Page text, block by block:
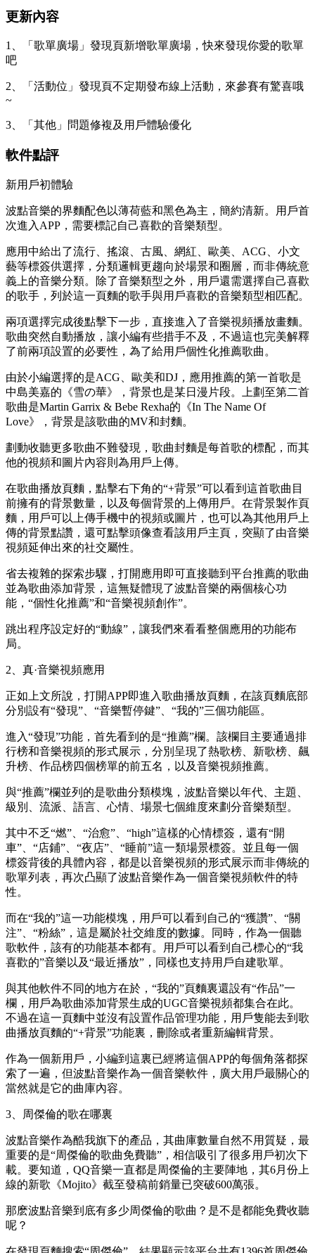
更新內容
1、「歌單廣場」發現頁新增歌單廣場，快來發現你愛的歌單
吧
2、「活動位」發現頁不定期發布線上活動，來參賽有驚喜哦
~
3、「其他」問題修複及用戶體驗優化
軟件點評
新用戶初體驗
波點音樂的界麵配色以薄荷藍和黑色為主，簡約清新。用戶首
次進入APP，需要標記自己喜歡的音樂類型。
應用中給出了流行、搖滾、古風、網紅、歐美、ACG、小文
藝等標簽供選擇，分類邏輯更趨向於場景和圈層，而非傳統意
義上的音樂分類。除了音樂類型之外，用戶還需選擇自己喜歡
的歌手，列於這一頁麵的歌手與用戶喜歡的音樂類型相匹配。
兩項選擇完成後點擊下一步，直接進入了音樂視頻播放畫麵。
歌曲突然自動播放，讓小編有些措手不及，不過這也完美解釋
了前兩項設置的必要性，為了給用戶個性化推薦歌曲。
由於小編選擇的是ACG、歐美和DJ，應用推薦的第一首歌是
中島美嘉的《雪の華》，背景也是某日漫片段。上劃至第二首
歌曲是Martin Garrix & Bebe Rexha的《In The Name Of
Love》，背景是該歌曲的MV和封麵。
劃動收聽更多歌曲不難發現，歌曲封麵是每首歌的標配，而其
他的視頻和圖片內容則為用戶上傳。
在歌曲播放頁麵，點擊右下角的“+背景”可以看到這首歌曲目
前擁有的背景數量，以及每個背景的上傳用戶。在背景製作頁
麵，用戶可以上傳手機中的視頻或圖片，也可以為其他用戶上
傳的背景點讚，還可點擊頭像查看該用戶主頁，突顯了由音樂
視頻延伸出來的社交屬性。
省去複雜的探索步驟，打開應用即可直接聽到平台推薦的歌曲
並為歌曲添加背景，這無疑體現了波點音樂的兩個核心功
能，“個性化推薦”和“音樂視頻創作”。
跳出程序設定好的“動線”，讓我們來看看整個應用的功能布
局。
2、真·音樂視頻應用
正如上文所說，打開APP即進入歌曲播放頁麵，在該頁麵底部
分別設有“發現”、“音樂暫停鍵”、“我的”三個功能區。
進入“發現”功能，首先看到的是“推薦”欄。該欄目主要通過排
行榜和音樂視頻的形式展示，分別呈現了熱歌榜、新歌榜、飆
升榜、作品榜四個榜單的前五名，以及音樂視頻推薦。
與“推薦”欄並列的是歌曲分類模塊，波點音樂以年代、主題、
級別、流派、語言、心情、場景七個維度來劃分音樂類型。
其中不乏“燃”、“治愈”、“high”這樣的心情標簽，還有“開
車”、“店鋪”、“夜店”、“睡前”這一類場景標簽。並且每一個
標簽背後的具體內容，都是以音樂視頻的形式展示而非傳統的
歌單列表，再次凸顯了波點音樂作為一個音樂視頻軟件的特
性。
而在“我的”這一功能模塊，用戶可以看到自己的“獲讚”、“關
注”、“粉絲”，這是屬於社交維度的數據。同時，作為一個聽
歌軟件，該有的功能基本都有。用戶可以看到自己標心的“我
喜歡的”音樂以及“最近播放”，同樣也支持用戶自建歌單。
與其他軟件不同的地方在於，“我的”頁麵裏還設有“作品”一
欄，用戶為歌曲添加背景生成的UGC音樂視頻都集合在此。
不過在這一頁麵中並沒有設置作品管理功能，用戶隻能去到歌
曲播放頁麵的“+背景”功能裏，刪除或者重新編輯背景。
作為一個新用戶，小編到這裏已經將這個APP的每個角落都探
索了一遍，但波點音樂作為一個音樂軟件，廣大用戶最關心的
當然就是它的曲庫內容。
3、周傑倫的歌在哪裏
波點音樂作為酷我旗下的產品，其曲庫數量自然不用質疑，最
重要的是“周傑倫的歌曲免費聽”，相信吸引了很多用戶初次下
載。要知道，QQ音樂一直都是周傑倫的主要陣地，其6月份上
線的新歌《Mojito》截至發稿前銷量已突破600萬張。
那麽波點音樂到底有多少周傑倫的歌曲？是不是都能免費收聽
呢？